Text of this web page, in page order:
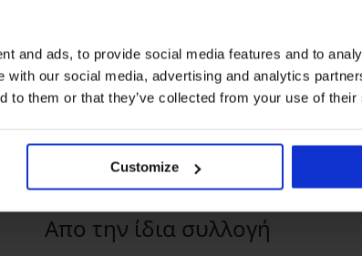
and ads, to provide social media features and to
with our social media, advertising and analytics
to them or that they’ve collected from your use of
Customize
Μαγιό δύο τεμαχίων Noir
Blanc
45,99 € κωδικός: SUN20
Μαγιό δύο
Gold
57,10 € κωδικός:
Απο την ίδια συλλογή